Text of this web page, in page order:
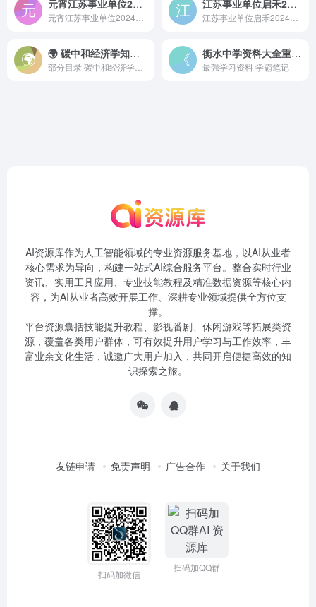
元宵江苏事业单位2024经济类
元宵江苏事业单位2024经济类
江苏事业单位启禾2024模拟卷+视频解析
江苏事业单位启禾2024模拟卷+视频解析
🌍 碳中和经济学知识读本(套装共5册)
部分目录 碳中和经济学知...
衡水中学资料大全重构版 考试资料 小学 初中 高中
最强学习资料 ​学霸笔记 ​​​
AI资源库作为人工智能领域的专业资源服务基地，以AI从业者
核心需求为导向，构建一站式AI综合服务平台。整合实时行业
资讯、实用工具应用、专业技能教程及精准数据资源等核心内
容，为AI从业者高效开展工作、深耕专业领域提供全方位支
撑。
平台资源囊括技能提升教程、影视番剧、休闲游戏等拓展类资
源，覆盖各类用户群体，可有效提升用户学习与工作效率，丰
富业余文化生活，诚邀广大用户加入，共同开启便捷高效的知
识探索之旅。
友链申请 免责声明 广告合作 关于我们
扫码加微信
扫码加QQ群